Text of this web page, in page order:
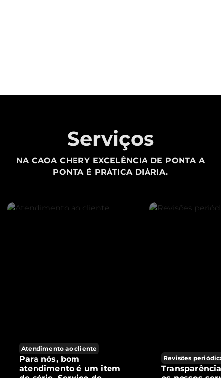
Serviços
NA CAOA CHERY EXCELÊNCIA DE PONTA A
PONTA É PRÁTICA DIÁRIA.
Atendimento ao cliente
Para nós, bom
atendimento é um item
Revisões